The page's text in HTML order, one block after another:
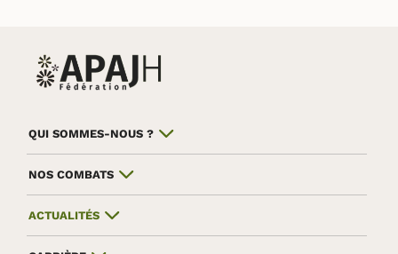
QUI SOMMES-NOUS ?
NOS COMBATS
ACTUALITÉS